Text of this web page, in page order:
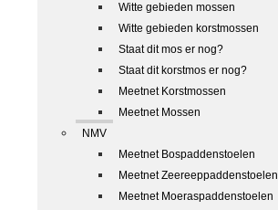
Witte gebieden mossen
Witte gebieden korstmossen
Staat dit mos er nog?
Staat dit korstmos er nog?
Meetnet Korstmossen
Meetnet Mossen
NMV
Meetnet Bospaddenstoelen
Meetnet Zeereeppaddenstoelen
Meetnet Moeraspaddenstoelen